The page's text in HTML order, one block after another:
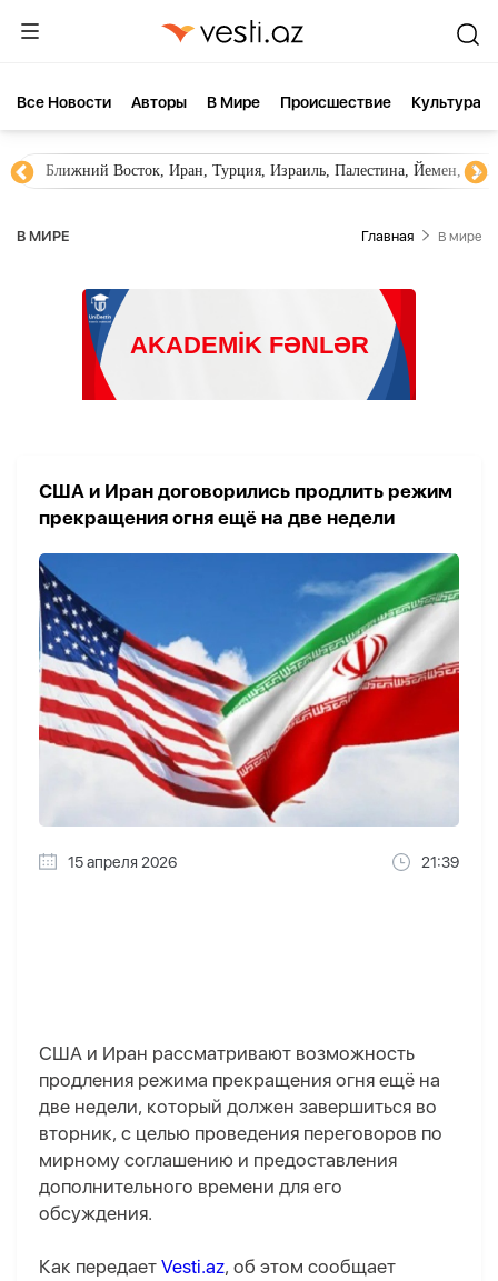
Все Новости Aвторы В Мире Происшествие Культура
Ближний Восток, Иран, Турция, Израиль, Палестина, Йемен,
В МИРЕ Главная В мире
США и Иран договорились продлить режим
прекращения огня ещё на две недели
15 апреля 2026 21:39
США и Иран рассматривают возможность
продления режима прекращения огня ещё на
две недели, который должен завершиться во
вторник, с целью проведения переговоров по
мирному соглашению и предоставления
дополнительного времени для его
обсуждения.
Как передает Vesti.az, об этом сообщает